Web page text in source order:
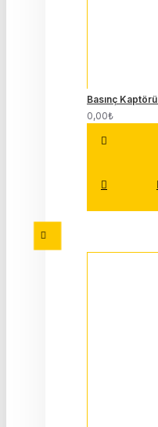
0,00₺